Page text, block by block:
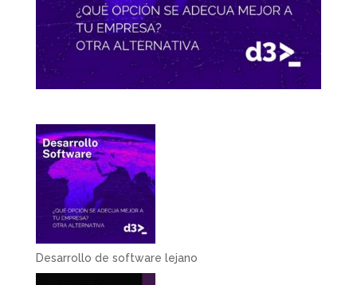
Desarrollo de software lejano